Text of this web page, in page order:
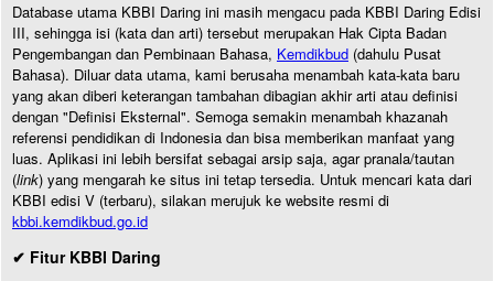
Database utama KBBI Daring ini masih mengacu pada KBBI Daring Edisi
III, sehingga isi (kata dan arti) tersebut merupakan Hak Cipta Badan
Pengembangan dan Pembinaan Bahasa, Kemdikbud (dahulu Pusat
Bahasa). Diluar data utama, kami berusaha menambah kata-kata baru
yang akan diberi keterangan tambahan dibagian akhir arti atau definisi
dengan "Definisi Eksternal". Semoga semakin menambah khazanah
referensi pendidikan di Indonesia dan bisa memberikan manfaat yang
luas. Aplikasi ini lebih bersifat sebagai arsip saja, agar pranala/tautan
(link) yang mengarah ke situs ini tetap tersedia. Untuk mencari kata dari
KBBI edisi V (terbaru), silakan merujuk ke website resmi di
kbbi.kemdikbud.go.id
✔ Fitur KBBI Daring